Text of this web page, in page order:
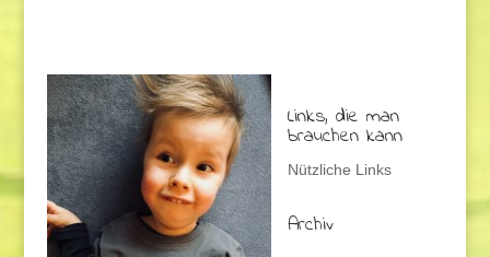
Links, die man
brauchen kann
Nützliche Links
Archiv